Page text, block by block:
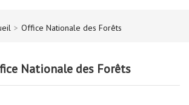
> Office Nationale des Forêts
Nationale des Forêts